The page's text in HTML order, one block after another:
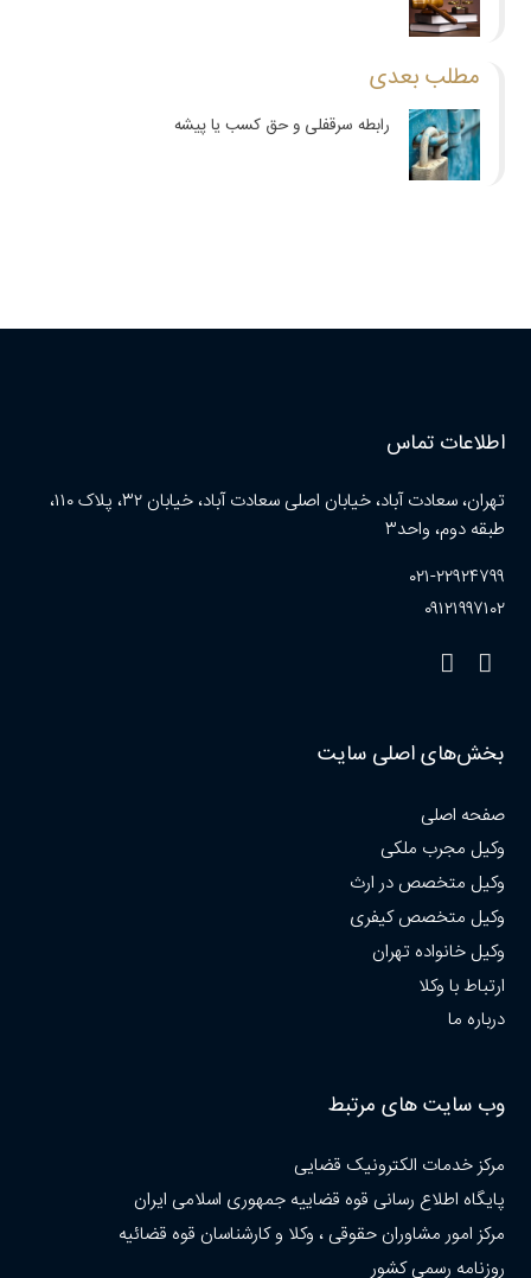
مطلب بعدی
رابطه سرقفلی و حق کسب یا پیشه
اطلاعات تماس
تهران، سعادت آباد، خیابان اصلی سعادت آباد، خیابان ۳۲، پلاک ۱۱۰،
طبقه دوم، واحد۳
۰۲۱-۲۲۹۲۴۷۹۹
۰۹۱۲۱۹۹۷۱۰۲
بخش‌های اصلی سایت
صفحه اصلی
وکیل مجرب ملکی
وکیل متخصص در ارث
وکیل متخصص کیفری
وکیل خانواده تهران
ارتباط با وکلا
درباره ما
وب سایت های مرتبط
مرکز خدمات الکترونیک قضایی
پایگاه اطلاع رسانی قوه قضاییه جمهوری اسلامی ایران
مرکز امور مشاوران حقوقی ، وکلا و کارشناسان قوه قضائیه
روزنامه رسمی کشور